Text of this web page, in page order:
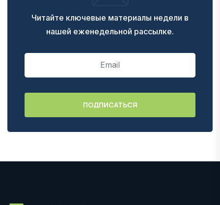
Читайте ключевые материалы недели в
нашей еженедельной рассылке.